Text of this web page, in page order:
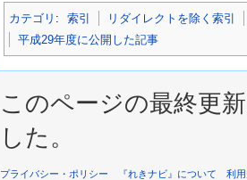
カテゴリ : 索引
リダイレクトを除く索引
平成29年度に公開した記事
このページの最終更
した。
プライバシー・ポリシー 『れきナビ』について 利